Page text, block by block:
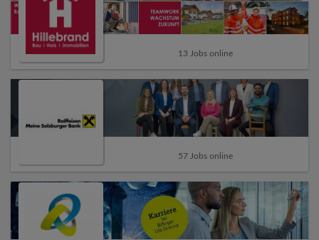
13 Jobs online
57 Jobs online